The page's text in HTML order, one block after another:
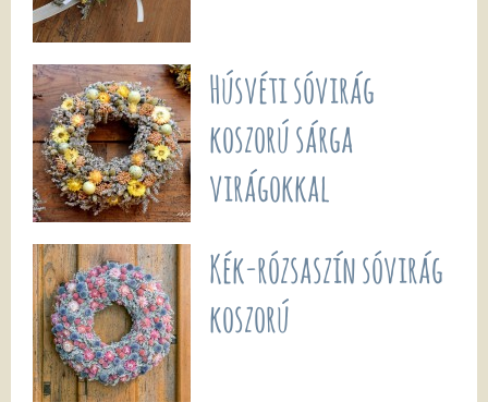
Húsvéti sóvirág
koszorú sárga
virágokkal
Kék-rózsaszín sóvirág
koszorú